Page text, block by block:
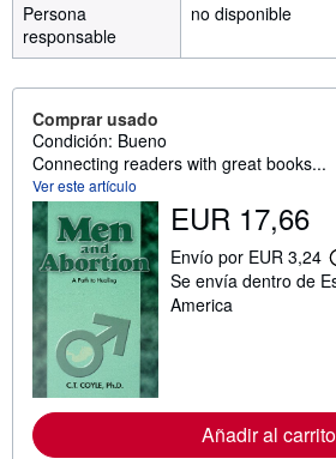
Persona
responsable
no disponible
Comprar usado
Condición: Bueno
Connecting readers with great books...
Ver este artículo
EUR 17,66
Envío por EUR 3,24
Se envía dentro de
America
Añadir al carrito